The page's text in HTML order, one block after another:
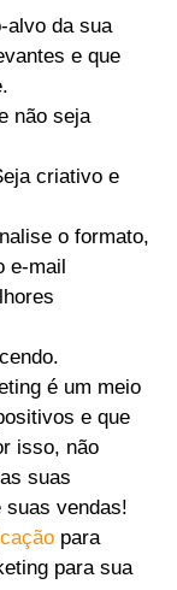
alvo da sua
e que
não seja
criativo e
o formato,
e-mail
é um meio
e que
isso, não
suas
suas vendas!
para
para sua